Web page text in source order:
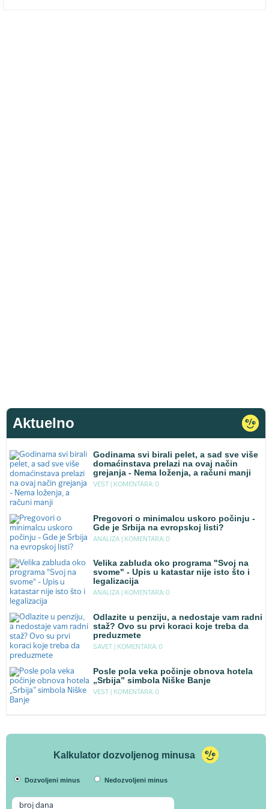
Aktuelno
Godinama svi birali pelet, a sad sve više
domaćinstava prelazi na ovaj način
grejanja - Nema loženja, a računi manji
VEST | KOMENTARA: 0
Pregovori o minimalcu uskoro počinju -
Gde je Srbija na evropskoj listi?
ANALIZA | KOMENTARA: 0
Velika zabluda oko programa "Svoj na
svome" - Upis u katastar nije isto što i
legalizacija
ANALIZA | KOMENTARA: 0
Odlazite u penziju, a nedostaje vam radni
staž? Ovo su prvi koraci koje treba da
preduzmete
SAVET | KOMENTARA: 0
Posle pola veka počinje obnova hotela
„Srbija” simbola Niške Banje
VEST | KOMENTARA: 0
Kalkulator dozvoljenog minusa
Dozvoljeni minus Nedozvoljeni minus